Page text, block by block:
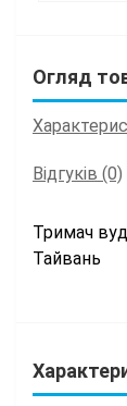
Огляд
Відгуків (0)
Тримач
Тайвань